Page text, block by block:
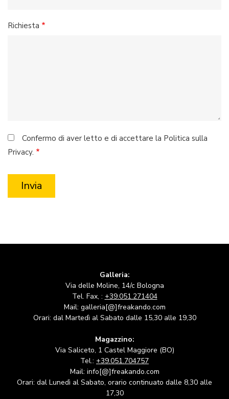
Richiesta
Confermo di aver letto e di accettare la Politica sulla
Privacy.
Galleria:
Via delle Moline, 14/c Bologna
Tel. Fax, : +39.051.271404
Mail: galleria[@]freakando.com
Orari: dal Martedì al Sabato dalle 15,30 alle 19,30
Magazzino:
Via Saliceto, 1 Castel Maggiore (BO)
Tel.: +39.051.704757
Mail: info[@]freakando.com
Orari: dal Lunedì al Sabato, orario continuato dalle 8,30 alle
17,30